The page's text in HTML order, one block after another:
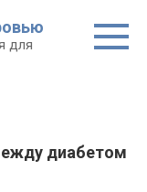
для
диабетом